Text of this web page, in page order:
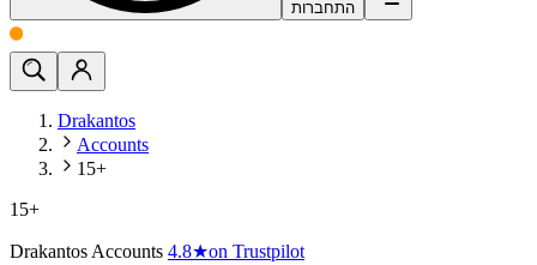
התחברות
Drakantos
Accounts
15+
15+
Drakantos Accounts 4.8★on Trustpilot